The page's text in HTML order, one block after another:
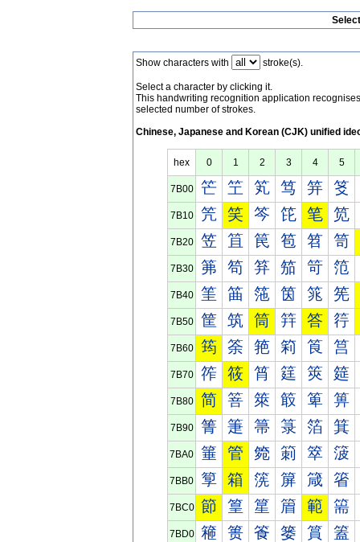
Show characters with stroke(s).
Select a character by clicking it.
This handwriting recognition application
selected number of strokes.
Chinese, Japanese and Korean (CJK) unified
hex 0 1 2 3 4 5
7B00 笀 笁 笂 笃 笄 笅
7B10 笐 笑 笒 笓 笔 笕
7B20 笠 笡 笢 笣 笤 笥
7B30 笰 笱 笲 笳 笴 笵
7B40 筀 筁 筂 筃 筄 筅
7B50 筐 筑 筒 筓 答 筕
7B60 筠 筡 筢 筣 筤 筥
7B70 筰 筱 筲 筳 筴 筵
7B80 简 箁 箂 箃 箄 箅
7B90 箐 箑 箒 箓 箔 箕
7BA0 箠 管 箢 箣 箤 箥
7BB0 箰 箱 箲 箳 箴 箵
7BC0 節 篁 篂 篃 範 篅
7BD0 篐 篑 篒 篓 篔 篕